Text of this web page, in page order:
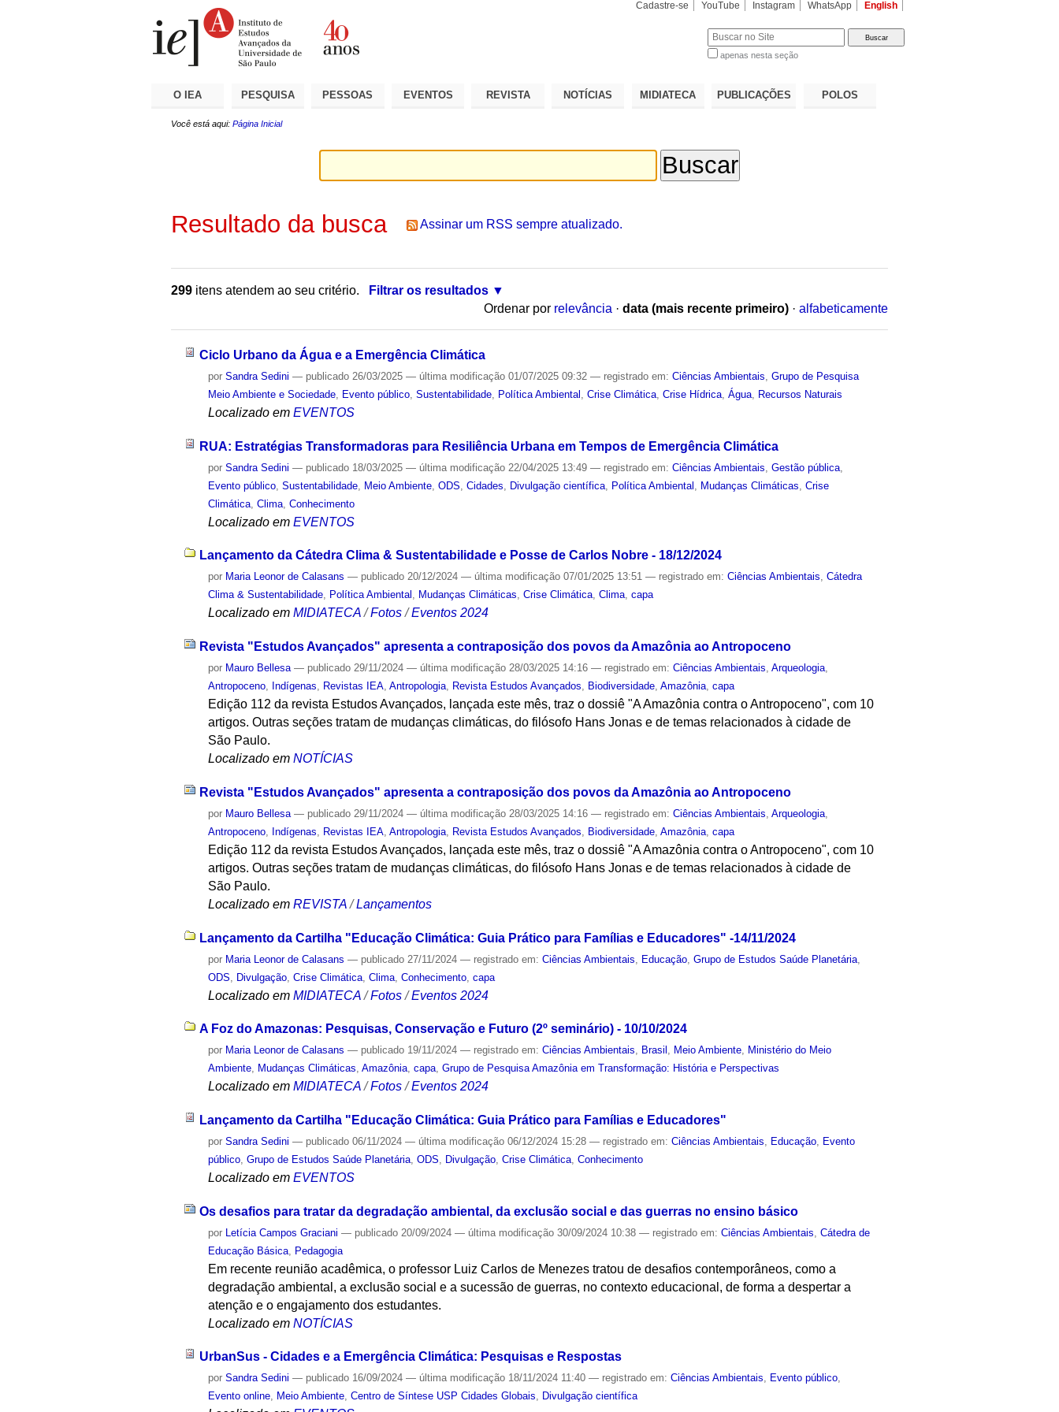
Cadastre-se YouTube Instagram WhatsApp English
apenas nesta seção
O IEA PESQUISA PESSOAS EVENTOS REVISTA NOTÍCIAS MIDIATECA PUBLICAÇÕES POLOS
Você está aqui: Página Inicial
Resultado da busca Assinar um RSS sempre atualizado.
299 itens atendem ao seu critério.
Filtrar os resultados
Ordenar por relevância · data (mais recente primeiro) · alfabeticamente
Ciclo Urbano da Água e a Emergência Climática
porSandra Sedini — publicado 26/03/2025— última modificação 01/07/2025 09:32— registrado em:Ciências Ambientais ,Grupo de Pesquisa
Meio Ambiente e Sociedade
Evento público ,Sustentabilidade Política Ambiental ,Crise Climática ,Crise Hídrica ,Água Recursos Naturais
Localizado em EVENTOS
RUA: Estratégias Transformadoras para Resiliência Urbana em Tempos de Emergência Climática
porSandra Sedini — publicado 18/03/2025— última modificação 22/04/2025 13:49— registrado em:Ciências Ambientais ,Gestão pública
Evento público ,Sustentabilidade Meio Ambiente ,ODS ,Cidades Divulgação científica Política Ambiental Mudanças Climáticas ,Crise
Climática ,Clima ,Conhecimento
Localizado em EVENTOS
Lançamento da Cátedra Clima & Sustentabilidade e Posse de Carlos Nobre - 18/12/2024
por Maria Leonor de Calasans — publicado 20/12/2024— última modificação 07/01/2025 13:51— registrado em:Ciências Ambientais,Cátedra
Clima & Sustentabilidade, Política Ambiental , Mudanças Climáticas,Crise Climática,Clima,capa
Localizado em MIDIATECA /Fotos /Eventos 2024
Revista "Estudos Avançados" apresenta a contraposição dos povos da Amazônia ao Antropoceno
por Mauro Bellesa — publicado 29/11/2024— última modificação 28/03/2025 14:16— registrado em:Ciências Ambientais,Arqueologia,
Antropoceno, Indígenas, Revistas IEA,Antropologia, Revista Estudos Avançados, Biodiversidade,Amazônia,capa
Edição 112 da revista Estudos Avançados, lançada este mês, traz o dossiê "A Amazônia contra o Antropoceno", com 10
artigos. Outras seções tratam de mudanças climáticas, do filósofo Hans Jonas e de temas relacionados à cidade de
São Paulo.
Localizado em NOTÍCIAS
Revista "Estudos Avançados" apresenta a contraposição dos povos da Amazônia ao Antropoceno
por Mauro Bellesa — publicado 29/11/2024— última modificação 28/03/2025 14:16— registrado em:Ciências Ambientais ,Arqueologia
Antropoceno
Indígenas Revistas IEA ,Antropologia Revista Estudos Avançados Biodiversidade ,Amazônia ,capa
Edição 112 da revista Estudos Avançados, lançada este mês, traz o dossiê "A Amazônia contra o Antropoceno", com 10
artigos. Outras seções tratam de mudanças climáticas, do filósofo Hans Jonas e de temas relacionados à cidade de
São Paulo.
Localizado em REVISTA /Lançamentos
Lançamento da Cartilha "Educação Climática: Guia Prático para Famílias e Educadores" -14/11/2024
por Maria Leonor de Calasans — publicado 27/11/2024— registrado em:Ciências Ambientais Educação ,Grupo de Estudos Saúde Planetária
ODS
Divulgação ,Crise Climática ,Clima ,Conhecimento ,capa
Localizado em MIDIATECA /Fotos /Eventos 2024
A Foz do Amazonas: Pesquisas, Conservação e Futuro (2º seminário) - 10/10/2024
por Maria Leonor de Calasans — publicado 19/11/2024— registrado em:Ciências Ambientais, Brasil , Meio Ambiente, Ministério do Meio
Ambiente, Mudanças Climáticas,Amazônia,capa,Grupo de Pesquisa Amazônia em Transformação: História e Perspectivas
Localizado em MIDIATECA /Fotos /Eventos 2024
Lançamento da Cartilha "Educação Climática: Guia Prático para Famílias e Educadores"
porSandra Sedini — publicado 06/11/2024— última modificação 06/12/2024 15:28— registrado em:Ciências Ambientais Educação
Evento
público ,Grupo de Estudos Saúde Planetária ,ODS Divulgação ,Crise Climática ,Conhecimento
Localizado em EVENTOS
Os desafios para tratar da degradação ambiental, da exclusão social e das guerras no ensino básico
por Letícia Campos Graciani — publicado 20/09/2024— última modificação 30/09/2024 10:38— registrado em:Ciências Ambientais ,Cátedra de
Educação Básica Pedagogia
Em recente reunião acadêmica, o professor Luiz Carlos de Menezes tratou de desafios contemporâneos, como a
degradação ambiental, a exclusão social e a sucessão de guerras, no contexto educacional, de forma a despertar a
atenção e o engajamento dos estudantes.
Localizado em NOTÍCIAS
UrbanSus - Cidades e a Emergência Climática: Pesquisas e Respostas
porSandra Sedini — publicado 16/09/2024— última modificação 18/11/2024 11:40— registrado em:Ciências Ambientais, Evento público,
Evento online, Meio Ambiente,Centro de Síntese USP Cidades Globais, Divulgação científica